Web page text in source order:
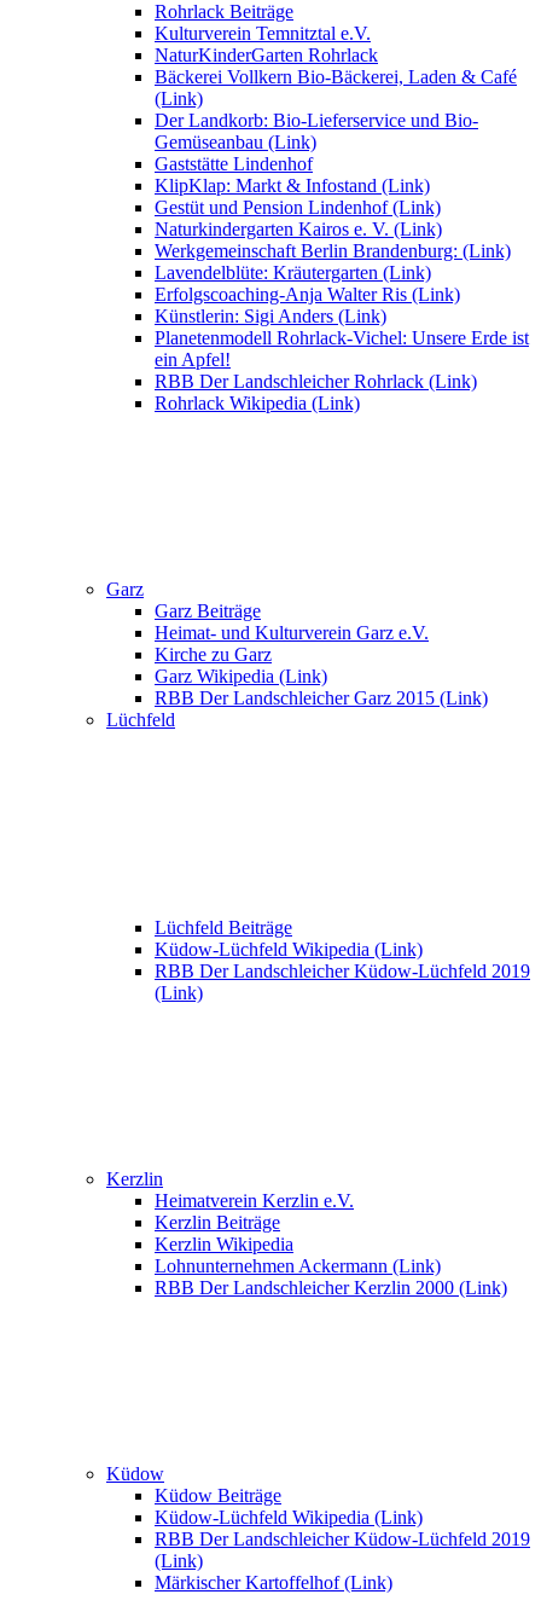
Rohrlack Beiträge
Kulturverein Temnitztal e.V.
NaturKinderGarten Rohrlack
Bäckerei Vollkern Bio-Bäckerei, Laden & Café
(Link)
Der Landkorb: Bio-Lieferservice und Bio-
Gemüseanbau (Link)
Gaststätte Lindenhof
KlipKlap: Markt & Infostand (Link)
Gestüt und Pension Lindenhof (Link)
Naturkindergarten Kairos e. V. (Link)
Werkgemeinschaft Berlin Brandenburg: (Link)
Lavendelblüte: Kräutergarten (Link)
Erfolgscoaching-Anja Walter Ris (Link)
Künstlerin: Sigi Anders (Link)
Planetenmodell Rohrlack-Vichel: Unsere Erde ist
ein Apfel!
RBB Der Landschleicher Rohrlack (Link)
Rohrlack Wikipedia (Link)
Garz
Garz Beiträge
Heimat- und Kulturverein Garz e.V.
Kirche zu Garz
Garz Wikipedia (Link)
RBB Der Landschleicher Garz 2015 (Link)
Lüchfeld
Lüchfeld Beiträge
Küdow-Lüchfeld Wikipedia (Link)
RBB Der Landschleicher Küdow-Lüchfeld 2019
(Link)
Kerzlin
Heimatverein Kerzlin e.V.
Kerzlin Beiträge
Kerzlin Wikipedia
Lohnunternehmen Ackermann (Link)
RBB Der Landschleicher Kerzlin 2000 (Link)
Küdow
Küdow Beiträge
Küdow-Lüchfeld Wikipedia (Link)
RBB Der Landschleicher Küdow-Lüchfeld 2019
(Link)
Märkischer Kartoffelhof (Link)